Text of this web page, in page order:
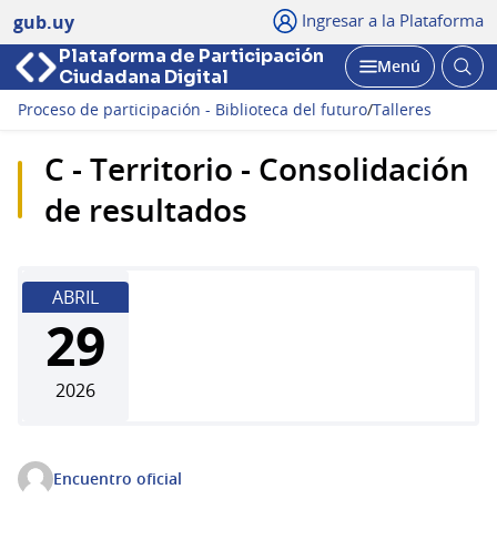
gub.uy Ingresar a la Plataforma
Plataforma de Participación
Ciudadana Digital
Abrir
Menú
Proceso de participación - Biblioteca del futuro/Talleres
C - Territorio - Consolidación
de resultados
ABRIL
29
2026
Encuentro oficial